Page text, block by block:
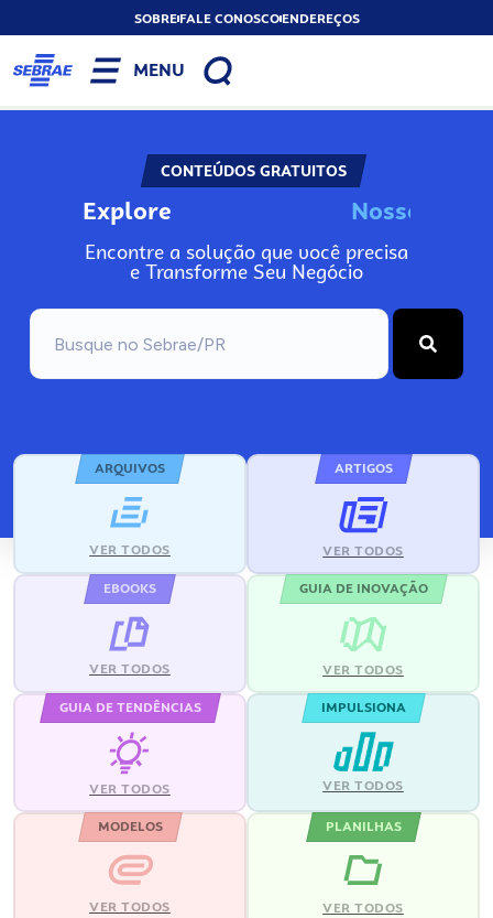
SOBREFALE CONOSCOENDEREÇOS
MENU
CONTEÚDOS GRATUITOS
Explore No
Encontre a solução que você precisa
e Transforme Seu Negócio
ARQUIVOS
VER TODOS
ARTIGOS
VER TODOS
EBOOKS
VER TODOS
GUIA DE INOVAÇÃO
VER TODOS
GUIA DE TENDÊNCIAS
VER TODOS
IMPULSIONA
VER TODOS
MODELOS
VER TODOS
PLANILHAS
VER TODOS